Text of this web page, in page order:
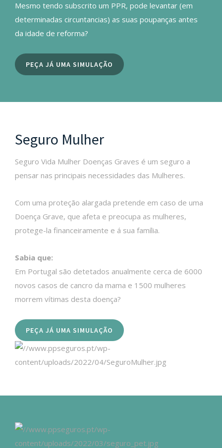
Mesmo tendo subscrito um PPR, pode levantar (em
determinadas circuntancias) as suas poupanças antes
da idade de reforma?
PEÇA JÁ UMA SIMULAÇÃO
Seguro Mulher
Seguro Vida Mulher Doenças Graves é um seguro a
pensar nas principais necessidades das Mulheres.
Com uma proteção alargada pretende em caso de uma
Doença Grave, que afeta e preocupa as mulheres,
protege-la financeiramente e á sua família.
Sabia que:
Em Portugal são detetados anualmente cerca de 6000
novos casos de cancro da mama e 1500 mulheres
morrem vítimas desta doença?
PEÇA JÁ UMA SIMULAÇÃO